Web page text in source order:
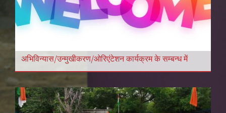
अभिविन्यास/उन्मुखीकरण/ओरिएंटेशन कार्यक्रम के सम्बन्ध में